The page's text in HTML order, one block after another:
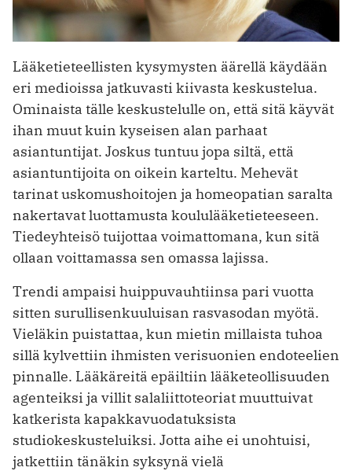
Lääketieteellisten kysymysten äärellä käydään
eri medioissa jatkuvasti kiivasta keskustelua.
Ominaista tälle keskustelulle on, että sitä käyvät
ihan muut kuin kyseisen alan parhaat
asiantuntijat. Joskus tuntuu jopa siltä, että
asiantuntijoita on oikein karteltu. Mehevät
tarinat uskomushoitojen ja homeopatian saralta
nakertavat luottamusta koululääketieteeseen.
Tiedeyhteisö tuijottaa voimattomana, kun sitä
ollaan voittamassa sen omassa lajissa.
Trendi ampaisi huippuvauhtiinsa pari vuotta
sitten surullisenkuuluisan rasvasodan myötä.
Vieläkin puistattaa, kun mietin millaista tuhoa
sillä kylvettiin ihmisten verisuonien endotee­lien
pinnalle. Lääkäreitä epäiltiin lääketeollisuuden
agenteiksi ja villit salaliittoteoriat muuttuivat
katkerista kapakkavuodatuksista
studiokeskusteluiksi. Jotta aihe ei unohtuisi,
jatkettiin tänäkin syksynä vielä